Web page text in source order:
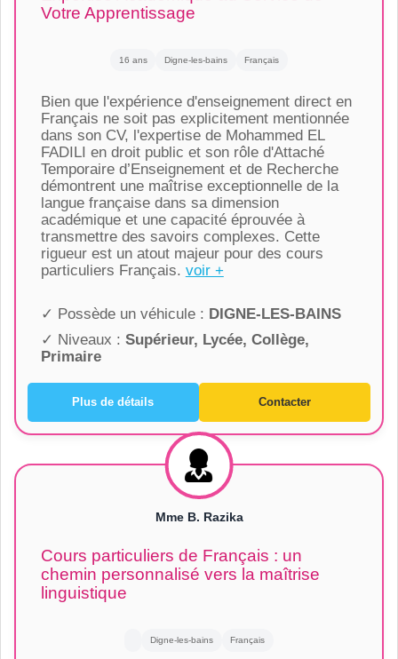
Votre Apprentissage
16 ans Digne-les-bains Français
Bien que l'expérience d'enseignement direct en
Français ne soit pas explicitement mentionnée
dans son CV, l'expertise de Mohammed EL
FADILI en droit public et son rôle d'Attaché
Temporaire d’Enseignement et de Recherche
démontrent une maîtrise exceptionnelle de la
langue française dans sa dimension
académique et une capacité éprouvée à
transmettre des savoirs complexes. Cette
rigueur est un atout majeur pour des cours
particuliers Français. voir +
✓ Possède un véhicule : DIGNE-LES-BAINS
✓ Niveaux : Supérieur, Lycée, Collège,
Primaire
Plus de détails Contacter
Mme B. Razika
Cours particuliers de Français : un
chemin personnalisé vers la maîtrise
linguistique
Digne-les-bains Français